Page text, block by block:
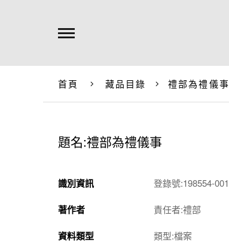
首頁 藏品目錄 禮部為禮儀事
題名:禮部為禮儀事
識別資訊 登錄號:198554-001
著作者 責任者:禮部
資料類型 類型:檔案